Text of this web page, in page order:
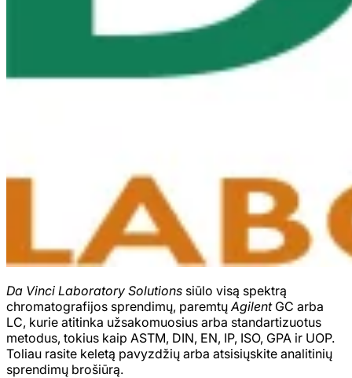
Da Vinci Laboratory Solutions siūlo visą spektrą
chromatografijos sprendimų, paremtų Agilent GC arba
LC, kurie atitinka užsakomuosius arba standartizuotus
metodus, tokius kaip ASTM, DIN, EN, IP, ISO, GPA ir UOP.
Toliau rasite keletą pavyzdžių arba atsisiųskite analitinių
sprendimų brošiūrą.